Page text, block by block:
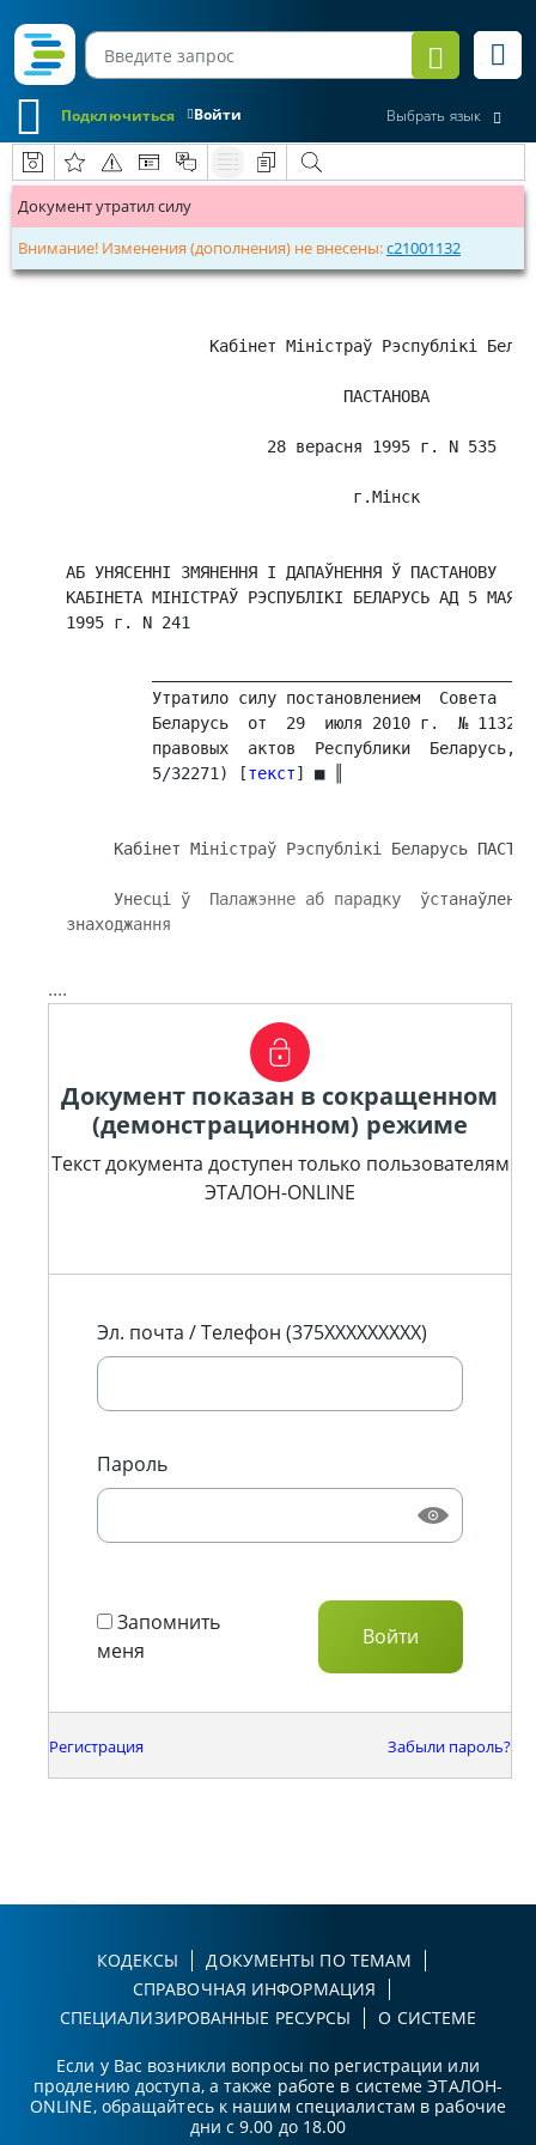
Войти
Подключиться Выбрать язык
Документ утратил силу
Внимание! Изменения (дополнения) не внесены:c21001132
Кабiнет Мiнiстраў Рэспублiкi
                             ПАСТАНОВА
                     28 верасня 1995 г. N 535
                              г.Мiнск
АБ УНЯСЕННI ЗМЯНЕННЯ I ДАПАЎНЕННЯ Ў ПАСТАНОВУ
КАБIНЕТА МIНIСТРАЎ РЭСПУБЛIКI БЕЛАРУСЬ АД 5 МАЯ
1995 г. N 241
Утратило силу постановлением  Совета
Беларусь  от  29  июля 2010 г.  № 1132
правовых  актов  Республики  Беларусь,
         5/32271) [
текст] ■ ║
Кабiнет Мiнiстраў Рэспублiкi Беларусь
Унесцi ў  Палажэнне аб парадку
знаходжання
....
Документ показан в сокращенном
(демонстрационном) режиме
Текст документа доступен только пользователям
ЭТАЛОН-ONLINE
Эл. почта / Телефон (375XXXXXXXXX)
Пароль
Запомнить
меня
Регистрация Забыли пароль?
КОДЕКСЫ
ДОКУМЕНТЫ ПО ТЕМАМ
СПРАВОЧНАЯ ИНФОРМАЦИЯ
СПЕЦИАЛИЗИРОВАННЫЕ РЕСУРСЫ
О СИСТЕМЕ
Если у Вас возникли вопросы по регистрации или
продлению доступа, а также работе в системе ЭТАЛОН-
ONLINE, обращайтесь к нашим специалистам в рабочие
дни с 9.00 до 18.00